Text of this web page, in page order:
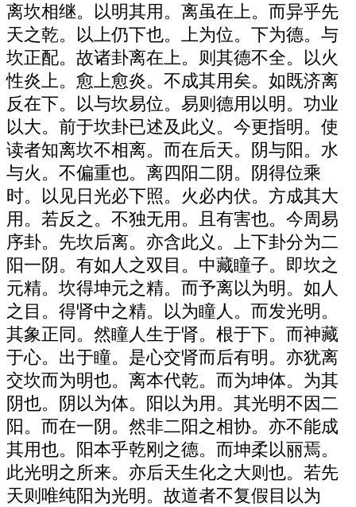
离坎相继。以明其用。离虽在上。而异乎先
天之乾。以上仍下也。上为位。下为德。与
坎正配。故诸卦离在上。则其德不全。以火
性炎上。愈上愈炎。不成其用矣。如既济离
反在下。以与坎易位。易则德用以明。功业
以大。前于坎卦已述及此义。今更指明。使
读者知离坎不相离。而在后天。阴与阳。水
与火。不偏重也。离四阳二阴。阴得位乘
时。以见日光必下照。火必内伏。方成其大
用。若反之。不独无用。且有害也。今周易
序卦。先坎后离。亦含此义。上下卦分为二
阳一阴。有如人之双目。中藏瞳子。即坎之
元精。坎得坤元之精。而予离以为明。如人
之目。得肾中之精。以为瞳人。而发光明。
其象正同。然瞳人生于肾。根于下。而神藏
于心。出于瞳。是心交肾而后有明。亦犹离
交坎而为明也。离本代乾。而为坤体。为其
阴也。阴以为体。阳以为用。其光明不因二
阳。而在一阴。然非二阳之相协。亦不能成
其用也。阳本乎乾刚之德。而坤柔以丽焉。
此光明之所来。亦后天生化之大则也。若先
天则唯纯阳为光明。故道者不复假目以为